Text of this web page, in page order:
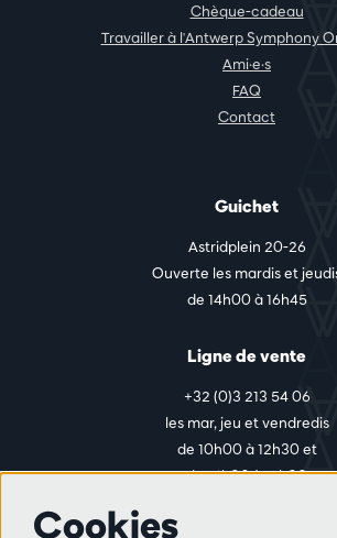
Chèque-cadeau
Travailler à l'Antwerp Symphony
Ami·e·s
FAQ
Contact
Guichet
Astridplein 20-26
Ouverte les mardis et
de 14h00 à 16h45
Ligne de vente
+32 (0)3 213 54 06
les mar, jeu et vendredis
de 10h00 à 12h30 et
de 14h00 à 17h00
Cookies